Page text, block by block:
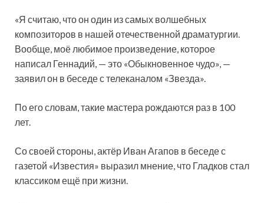
«Я считаю, что он один из самых волшебных
композиторов в нашей отечественной драматургии.
Вообще, моё любимое произведение, которое
написал Геннадий, — это «Обыкновенное чудо», —
заявил он в беседе с телеканалом «Звезда».
По его словам, такие мастера рождаются раз в 100
лет.
Со своей стороны, актёр Иван Агапов в беседе с
газетой «Известия» выразил мнение, что Гладков стал
классиком ещё при жизни.